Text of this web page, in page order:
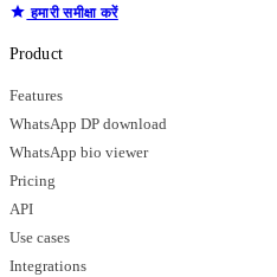
हमारी समीक्षा करें
Product
Features
WhatsApp DP download
WhatsApp bio viewer
Pricing
API
Use cases
Integrations